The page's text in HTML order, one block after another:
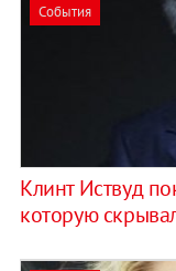
События
Клинт Иствуд
которую